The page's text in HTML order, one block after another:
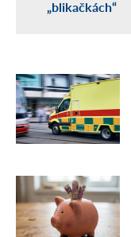
„blikačkách“